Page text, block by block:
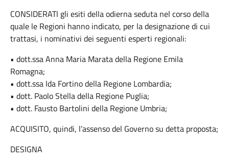
CONSIDERATI gli esiti della odierna seduta nel corso della
quale le Regioni hanno indicato, per la designazione di cui
trattasi, i nominativi dei seguenti esperti regionali:
• dott.ssa Anna Maria Marata della Regione Emila
Romagna;
• dott.ssa Ida Fortino della Regione Lombardia;
• dott. Paolo Stella della Regione Puglia;
• dott. Fausto Bartolini della Regione Umbria;
ACQUISITO, quindi, l’assenso del Governo su detta proposta;
DESIGNA